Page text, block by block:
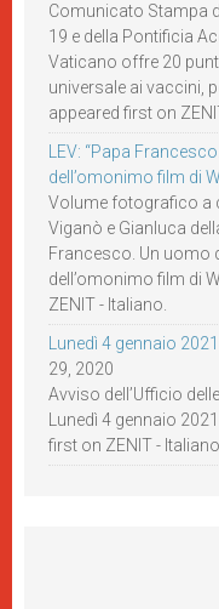
Comunicato Stampa
19 e della Pontificia
Vaticano offre 20
universale ai vaccini,
appeared first on
LEV: “Papa
dell’omonimo film di
Volume fotografico a
Viganò e Gianluca
Francesco. Un uomo
dell’omonimo film di
ZENIT - Italiano.
Lunedì 4 gennaio
29, 2020
Avviso dell’Ufficio
Lunedì 4 gennaio
first on ZENIT - Italiano.